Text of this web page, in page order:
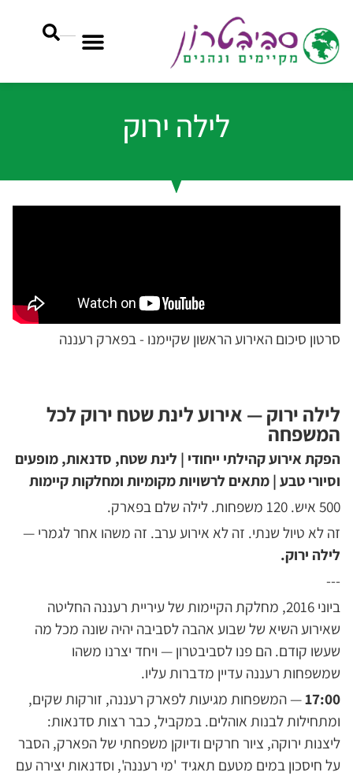
לילה ירוק
סרטון סיכום האירוע הראשון שקיימנו - בפארק רעננה
לילה ירוק — אירוע לינת שטח ירוק לכל
המשפחה
הפקת אירוע קהילתי ייחודי | לינת שטח, סדנאות, מופעים
וסיורי טבע | מתאים לרשויות מקומיות ומחלקות קיימות
500 איש. 120 משפחות. לילה שלם בפארק.
זה לא טיול שנתי. זה לא אירוע ערב. זה משהו אחר לגמרי —
לילה ירוק.
---
ביוני 2016, מחלקת הקיימות של עיריית רעננה החליטה
שאירוע השיא של שבוע אהבה לסביבה יהיה שונה מכל מה
שעשו קודם. הם פנו לסביבטרון — ויחד יצרנו משהו
שמשפחות רעננה עדיין מדברות עליו.
17:00— המשפחות מגיעות לפארק רעננה, זורקות שקים,
ומתחילות לבנות אוהלים. במקביל, כבר רצות סדנאות:
ליצנות ירוקה, ציור חרקים ודיוקן משפחתי של הפארק, הסבר
על חיסכון במים מטעם תאגיד 'מי רעננה', וסדנאות יצירה עם